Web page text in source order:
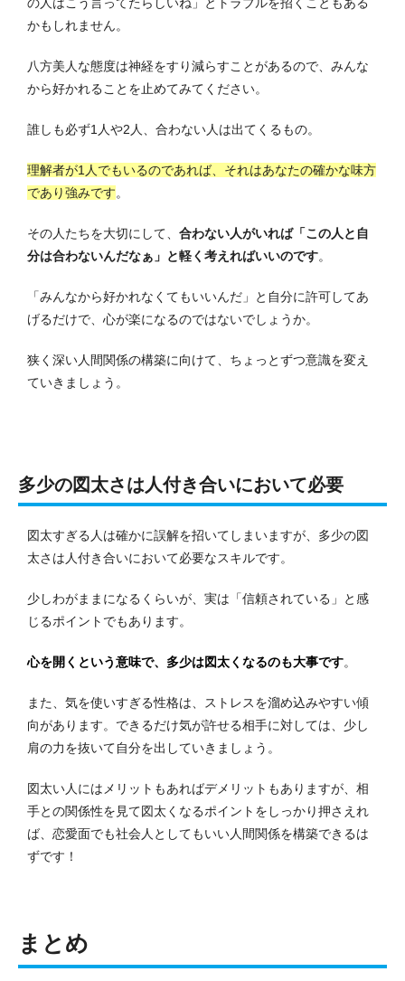
の人はこう言ってたらしいね」とトラブルを招くこともある
かもしれません。
八方美人な態度は神経をすり減らすことがあるので、みんな
から好かれることを止めてみてください。
誰しも必ず1人や2人、合わない人は出てくるもの。
理解者が1人でもいるのであれば、それはあなたの確かな味方
であり強みです。
その人たちを大切にして、 合わない人がいれば「この人と自
分は合わないんだなぁ」と軽く考えればいいのです。
「みんなから好かれなくてもいいんだ」と自分に許可してあ
げるだけで、心が楽になるのではないでしょうか。
狭く深い人間関係の構築に向けて、ちょっとずつ意識を変え
ていきましょう。
多少の図太さは人付き合いにおいて必要
図太すぎる人は確かに誤解を招いてしまいますが、多少の図
太さは人付き合いにおいて必要なスキルです。
少しわがままになるくらいが、実は「信頼されている」と感
じるポイントでもあります。
心を開くという意味で、多少は図太くなるのも大事です。
また、気を使いすぎる性格は、ストレスを溜め込みやすい傾
向があります。 できるだけ気が許せる相手に対しては、少し
肩の力を抜いて自分を出していきましょう。
図太い人にはメリットもあればデメリットもありますが、相
手との関係性を見て図太くなるポイントをしっかり押さえれ
ば、恋愛面でも社会人としてもいい人間関係を構築できるは
ずです！
まとめ